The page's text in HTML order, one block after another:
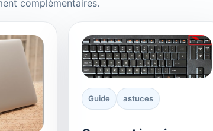
complémentaires.
Guide astuces